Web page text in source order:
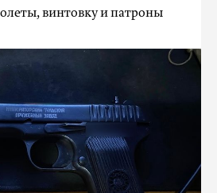
винтовку и патроны